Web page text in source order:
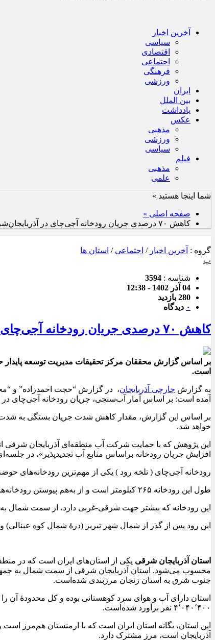
آخرین اخبار
سیاسی
اقتصادی
اجتماعی
فرهنگی
ورزشی
ایران
بین الملل
یادداشت
عکس
مذهبی
ورزشی
سیاسی
فیلم
مذهبی
علمی
شما اینجا هستید »
صفحه اصلی »
کاهش ۷۰ درصدی جریان رودخانه آجی‌چای در آذربایجان‌شرقی
گروه : آخرین اخبار / اجتماعی / استان ها
پ
شناسه : 3594
04 آذر 1402 - 12:38
280 بازدید
۰ دیدگاه
کاهش ۷۰ درصدی جریان رودخانه آجی‌چای در آذربایجان‌شرقی
است.
به گزارش جارچی آذربایجان، در گزارش “حجت احمدزاده” و
آمده است: بر اساس آمار آب‌سنجی، جریان رودخانه آجی‌چای در
بر اساس این گزارش، مقدار کاهش شدت جریان بستگی به
خواهد شد.
این پژوهش که با حمایت شرکت آب منطقه‌ای آذربایجان شرقی
افزایش جریان رودخانه براساس منابع آب تجدیدپذیر»، در
رودخانه آجی‌چای ( تلخه رود ) یکی از مهم‌ترین رودخانه‌های
طول این رودخانه ۲۶۵ کیلومتر است و از به‌هم پیوستن رودخانه‌های بیوک‌چای، تاجیار، پسلار، رازلیق و وانق‌چای در نزدیکی شهرستان سراب تشکیل می‌شود.
این رودخانه که بیشتر جهت شرقی-غربی دارد، از سمت شمال
این رود پس از گذر از شمال شهر تبریز (درۀ شمال کوه
استان آذربایجان شرقی یکی از استان‌های ایران است که در
محسوب می‌شود. استان آذربایجان شرقی از سمت شمال به
جنوب شرق به استان زنجان مرزبندی شده‌است.
۴٬۰۴۰٬۴۰۰ نفر برآورد شده‌است.
این استان، یگانه استان ایران است که با ارمنستان هم‌مرز
آذربایجان است، مرز مشترک دارد.